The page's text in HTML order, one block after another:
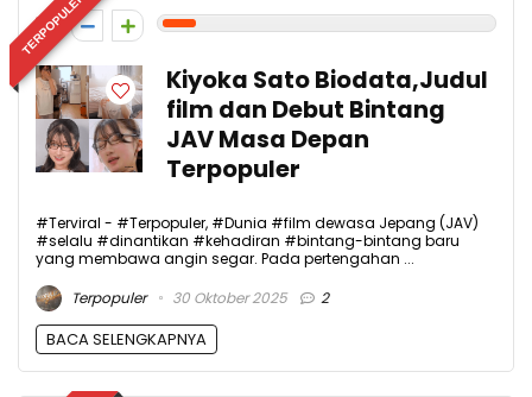
TERPOPULER
1
Kiyoka Sato Biodata,Judul
film dan Debut Bintang
JAV Masa Depan
Terpopuler
#Terviral - #Terpopuler, #Dunia #film dewasa Jepang (JAV)
#selalu #dinantikan #kehadiran #bintang-bintang baru
yang membawa angin segar. Pada pertengahan ...
Terpopuler
30 Oktober 2025 2
BACA SELENGKAPNYA